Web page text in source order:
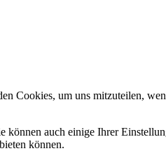
Cookies, um uns mitzuteilen,
auch einige Ihrer
können.